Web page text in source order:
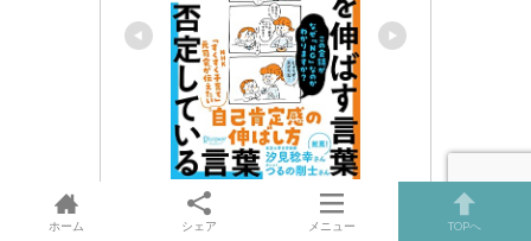
子どもを伸ばす言葉 実は否定し
ている言葉【「考える子どもに
ホーム シェア メニュー TOPへ